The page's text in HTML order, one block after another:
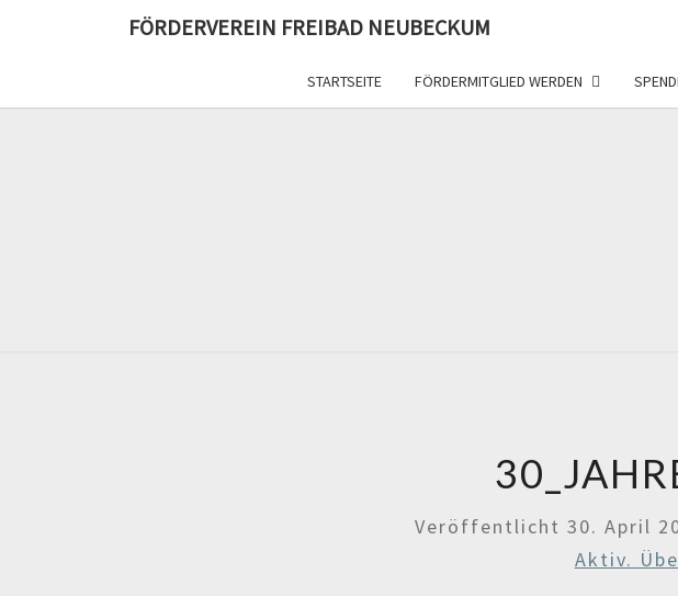
FÖRDERVEREIN FREIBAD NEUBECKUM
STARTSEITE FÖRDERMITGLIED WERDEN
Veröffentlicht30. April
Aktiv.